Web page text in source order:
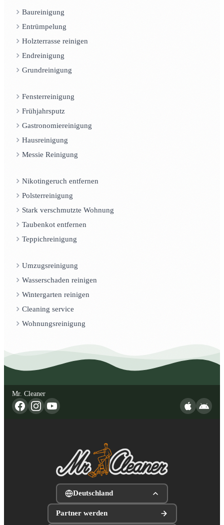
Baureinigung
Entrümpelung
Holzterrasse reinigen
Endreinigung
Grundreinigung
Fensterreinigung
Frühjahrsputz
Gastronomiereinigung
Hausreinigung
Messie Reinigung
Nikotingeruch entfernen
Polsterreinigung
Stark verschmutzte Wohnung
Taubenkot entfernen
Teppichreinigung
Umzugsreinigung
Wasserschaden reinigen
Wintergarten reinigen
Cleaning service
Wohnungsreinigung
Mr. Cleaner
Deutschland
Partner werden